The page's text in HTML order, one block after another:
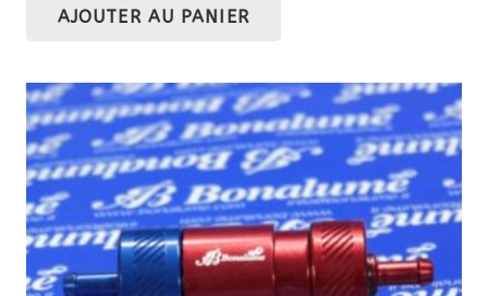
initial
actuel
AJOUTER AU PANIER